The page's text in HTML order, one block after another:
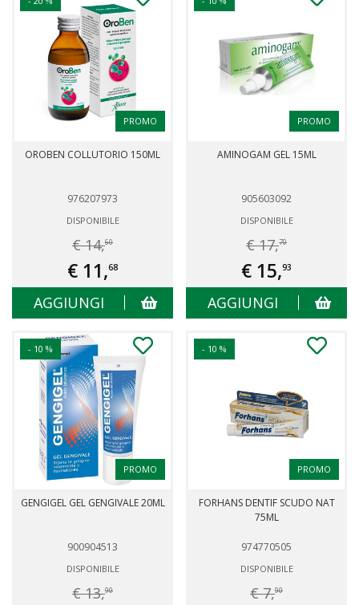
PROMO
OROBEN COLLUTORIO 150ML
976207973
DISPONIBILE
€ 14,60
€ 11,68
AGGIUNGI
PROMO
AMINOGAM GEL 15ML
905603092
DISPONIBILE
€ 17,70
€ 15,93
AGGIUNGI
- 10 %
PROMO
GENGIGEL GEL GENGIVALE 20ML
900904513
DISPONIBILE
€ 13,90
- 10 %
PROMO
FORHANS DENTIF SCUDO NAT
75ML
974770505
DISPONIBILE
€ 7,90